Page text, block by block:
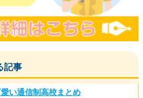
記事
い通信制高校まとめ